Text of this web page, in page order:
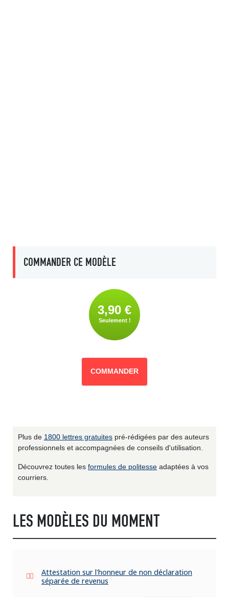
COMMANDER CE MODÈLE
3,90 €
Seulement !
COMMANDER
Plus de 1800 lettres gratuites pré-rédigées par des auteurs
professionnels et accompagnées de conseils d'utilisation.
Découvrez toutes les formules de politesse adaptées à vos
courriers.
LES MODÈLES DU MOMENT
Attestation sur l'honneur de non déclaration
séparée de revenus